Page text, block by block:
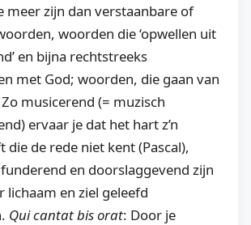
meer zijn dan verstaanbare of
woorden die ‘opwellen uit
en bijna rechtstreeks
met God; woorden, die gaan van
musicerend (= muzisch
ervaar je dat het hart z’n
die de rede niet kent (Pascal),
en doorslaggevend zijn
lichaam en ziel geleefd
Qui cantat bis orat: Door je